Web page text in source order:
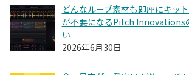
どんなループ素材も即座にキッ
が不要になるPitch Innovations
い
2026年6月30日